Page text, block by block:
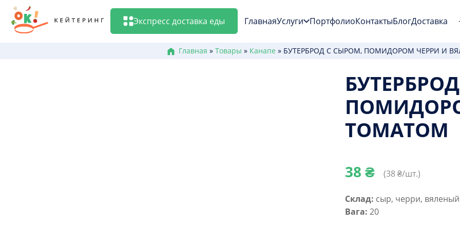
Перейти
содержанию
Экспресс доставка еды ГлавнаяУслуги ПортфолиоКонтактыБлогДоставка
Главная » Товары » Канапе » БУТЕРБРОД С СЫРОМ, ПОМИДОРОМ ЧЕРРИ И
ТОМАТОМ
38 ₴ (38₴/шт.)
Склад: сыр, черри,
Вага: 20